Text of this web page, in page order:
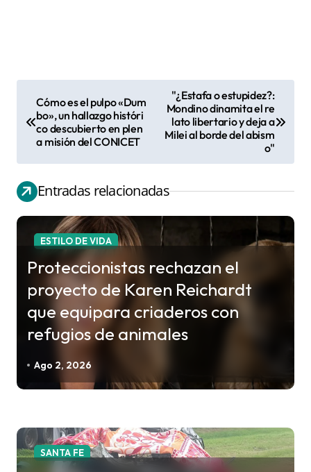
e
g
a
d
Cómo es el pulpo «Dum
bo», un hallazgo históri
co descubierto en plen
a misión del CONICET
"¿Estafa o estupidez?:
Mondino dinamita el re
lato libertario y deja a
Milei al borde del abism
o"
Entradas relacionadas
ESTILO DE VIDA
Proteccionistas rechazan el
proyecto de Karen Reichardt
que equipara criaderos con
refugios de animales
Ago 2, 2026
SANTA FE